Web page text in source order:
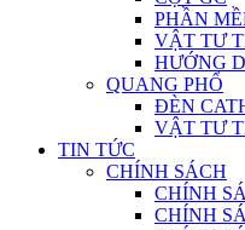
PHẦN
VẬT TƯ
HƯỚNG
QUANG PHỔ
ĐÈN
VẬT TƯ
TIN TỨC
CHÍNH SÁCH
CHÍNH
CHÍNH